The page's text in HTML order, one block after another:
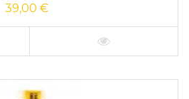
39,00 €